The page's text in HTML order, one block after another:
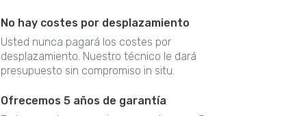
No hay costes por desplazamiento
Usted nunca pagará los costes por
desplazamiento. Nuestro técnico le dará
presupuesto sin compromiso in situ.
Ofrecemos 5 años de garantía